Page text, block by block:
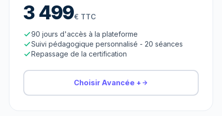
3 499€ TTC
90 jours d'accès à la plateforme
Suivi pédagogique personnalisé - 20 séances
Repassage de la certification
Choisir Avancée +